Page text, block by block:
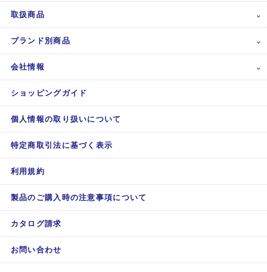
取扱商品
ブランド別商品
会社情報
ショッピングガイド
個人情報の取り扱いについて
特定商取引法に基づく表示
利用規約
製品のご購入時の注意事項について
カタログ請求
お問い合わせ